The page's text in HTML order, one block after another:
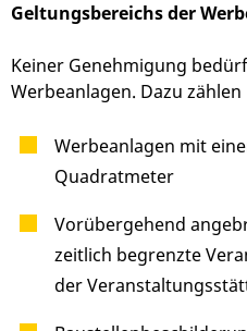
Geltungsbereichs der
Keiner Genehmigung
Werbeanlagen. Dazu zählen
Werbeanlagen mit
Quadratmeter
Vorübergehend
zeitlich begrenzte
der